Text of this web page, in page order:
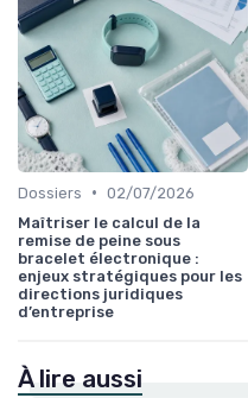
Dossiers • 02/07/2026
Maîtriser le calcul de la
remise de peine sous
bracelet électronique :
enjeux stratégiques pour les
directions juridiques
d’entreprise
À lire aussi